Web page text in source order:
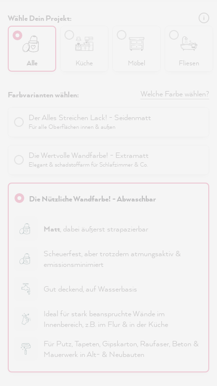
Wähle Dein Projekt:
Alle Küche Möbel Fliesen
Farbvarianten wählen: Welche Farbe wählen?
Der Alles Streichen Lack! - Seidenmatt
Für alle Oberflächen innen & außen
Die Wertvolle Wandfarbe! - Extramatt
Elegant & schadstoffarm für Schlafzimmer & Co.
Die Nützliche Wandfarbe! - Abwaschbar
Matt, dabei äußerst strapazierbar
Scheuerfest, aber trotzdem atmungsaktiv &
emissionsminimiert
Gut deckend, auf Wasserbasis
Ideal für stark beanspruchte Wände im
Innenbereich, z.B. im Flur & in der Küche
Für Putz, Tapeten, Gipskarton, Raufaser, Beton &
Mauerwerk in Alt- & Neubauten